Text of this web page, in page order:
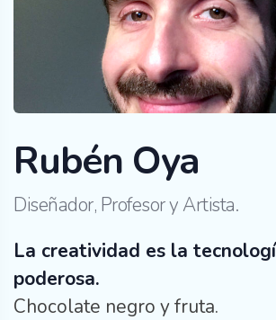
Rubén Oya
Diseñador, Profesor y Artista.
La creatividad es la
poderosa.
Chocolate negro y fruta.